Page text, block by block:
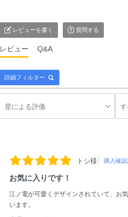
レビューを書く 質問する
レビュー Q&A
詳細フィルター
トシ様 購入確
お気に入りです！
江ノ電が可愛くデザインされていて、お
います。